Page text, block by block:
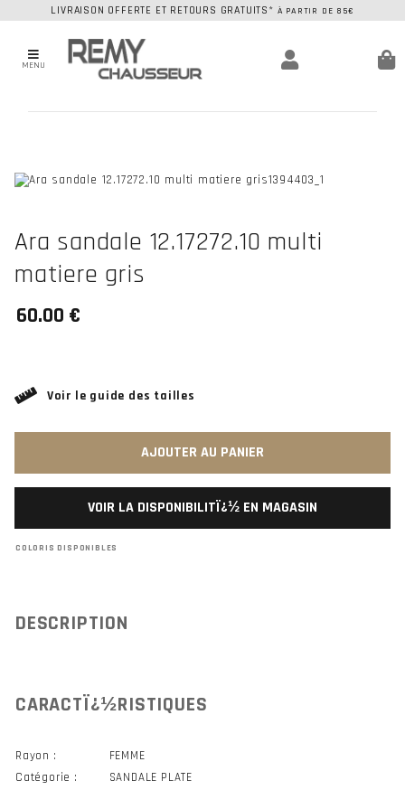
LIVRAISON OFFERTE ET RETOURS GRATUITS* À PARTIR DE 85€
MENU
Ara sandale 12.17272.10 multi
matiere gris
Voir le guide des tailles
AJOUTER AU PANIER
VOIR LA DISPONIBILITÏ¿½ EN MAGASIN
COLORIS DISPONIBLES
DESCRIPTION
CARACTÏ¿½RISTIQUES
Rayon :
FEMME
Catégorie :
SANDALE PLATE